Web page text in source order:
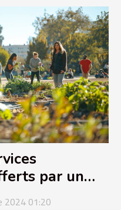
par un
2024 01:20